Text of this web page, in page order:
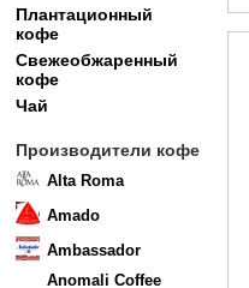
Плантационный
кофе
Свежеобжаренный
кофе
Чай
Производители кофе
Alta Roma
Amado
Ambassador
Anomali Coffee